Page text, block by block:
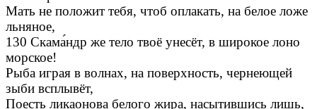
Мать не положит тебя, чтоб оплакать, на белое ложе
льняное,
130 Скама́ндр же тело твоё унесёт, в широкое лоно
морское!
Рыба играя в волнах, на поверхность, чернеющей
зыби всплывёт,
Поесть ликаонова белого жира, насытившись лишь,